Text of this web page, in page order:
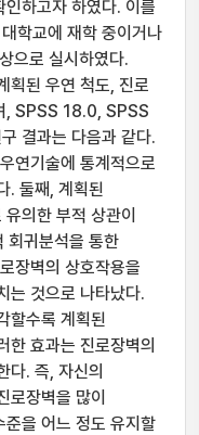
하고자 하였다. 이를
학교에 재학 중이거나
으로 실시하였다.
획된 우연 척도, 진로
, SPSS 18.0, SPSS
결과는 다음과 같다.
연기술에 통계적으로
. 둘째, 계획된
의한 부적 상관이
회귀분석을 통한
장벽의 상호작용을
는 것으로 나타났다.
할수록 계획된
한 효과는 진로장벽의
다. 즉, 자신의
로장벽을 많이
을 어느 정도 유지할